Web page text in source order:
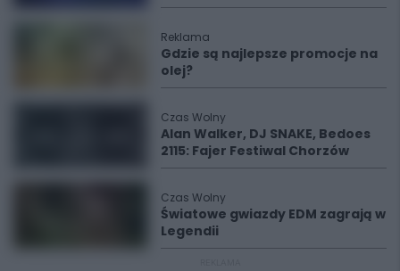
Reklama
Gdzie są najlepsze promocje na
olej?
Czas Wolny
Alan Walker, DJ SNAKE, Bedoes
2115: Fajer Festiwal Chorzów
Czas Wolny
Światowe gwiazdy EDM zagrają w
Legendii